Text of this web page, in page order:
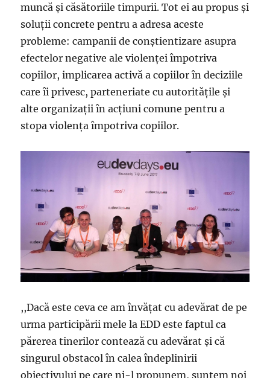
muncă şi căsătoriile timpurii. Tot ei au propus şi
soluţii concrete pentru a adresa aceste
probleme: campanii de conştientizare asupra
efectelor negative ale violenţei împotriva
copiilor, implicarea activă a copiilor în deciziile
care îi privesc, parteneriate cu autorităţile şi
alte organizaţii în acţiuni comune pentru a
stopa violenţa împotriva copiilor.
,,Dacă este ceva ce am învăţat cu adevărat de pe
urma participării mele la EDD este faptul ca
părerea tinerilor contează cu adevărat şi că
singurul obstacol în calea îndeplinirii
obiectivului pe care ni-l propunem, suntem noi